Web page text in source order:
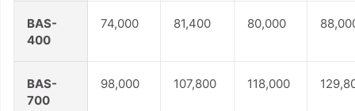
BAS-
400
74,000 81,400 80,000
BAS-
700
98,000 107,800 118,000